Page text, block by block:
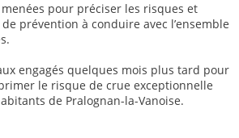
pour préciser les risques et
prévention à conduire avec l’ensemble
engagés quelques mois plus tard pour
le risque de crue exceptionnelle
de Pralognan-la-Vanoise.